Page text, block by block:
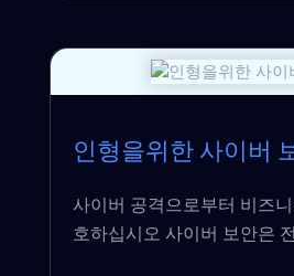
인형을위한 사이버
사이버 공격으로부터 비즈
호하십시오 사이버 보안은 전